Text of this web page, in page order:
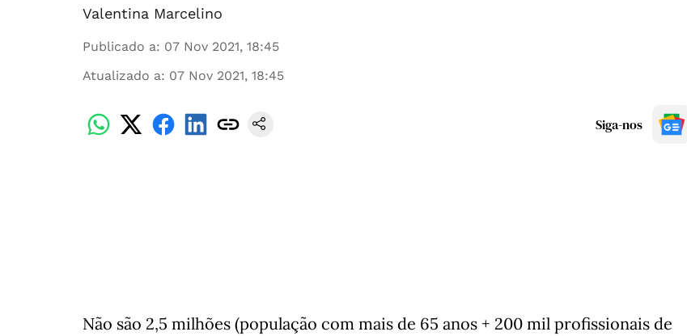
Valentina Marcelino
Publicado a: 07 Nov 2021, 18:45
Atualizado a: 07 Nov 2021, 18:45
Siga-nos
Não são 2,5 milhões (população com mais de 65 anos + 200 mil profissionais de